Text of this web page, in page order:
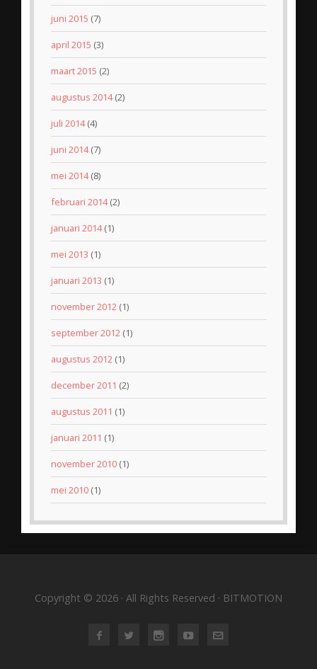
juni 2015 (7)
april 2015 (3)
maart 2015 (2)
augustus 2014(2)
juli 2014(4)
juni 2014(7)
mei 2014(8)
februari 2014(2)
januari 2014(1)
mei 2013 (1)
januari 2013 (1)
november 2012 (1)
september 2012 (1)
augustus 2012 (1)
december 2011 (2)
augustus 2011 (1)
januari 2011 (1)
november 2010 (1)
mei 2010 (1)
Copyright © 2026 · All Rights Reserved · BITMOTION